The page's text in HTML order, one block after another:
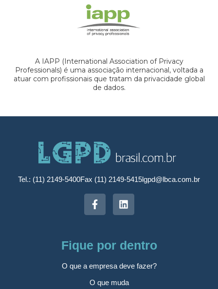
A IAPP (International Association of Privacy
Professionals) é uma associação internacional, voltada a
atuar com profissionais que tratam da privacidade global
de dados.
Tel.: (11) 2149-5400Fax (11) 2149-5415lgpd@lbca.com.br
Fique por dentro
O que a empresa deve fazer?
O que muda